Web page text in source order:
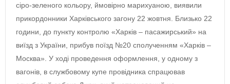
сіро-зеленого кольору, ймовірно марихуаною, виявили
прикордонники Харківського загону 22 жовтня. Близько 22
години, до пункту контролю «Харків – пасажирський» на
виїзд з України, прибув поїзд №20 сполученням «Харків –
Москва». У ході проведення оформлення, у одному з
вагонів, в службовому купе провідника спрацював